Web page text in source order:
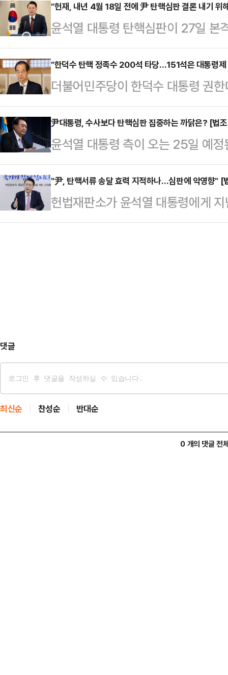
수처의 체포영장 청구를 법원에서
고 해도 윤 대통령 측은 수사 및 체
대응을 할 가능성이 높다고 강조했
임명이 지연되고 있는 상황에서 사
보다는 윤 대통령 탄핵심판이 먼저
따르면 공조본(공수…
"헌재, 내년 4월 18일 전에 尹 탄핵심판 결론 내기
윤석열 대통령 탄핵심판이 27일 본
고 국회 측은 신속히 할 것을, 윤 대
면서 헌재의 선택이 주목된다. 법
헌법재판관 임기가 끝나기 전에 심
를 진행해나갈 가능성이 높다고 전
는 조속히 헌법재판관 임명 절차를
는 신속한 대리인 선임과 의견서
조계에 따르면 헌…
"한덕수 탄핵 정족수 200석 타당…151석은 대통령
더불어민주당이 한덕수 대통령 권
진하고 있는 가운데 탄핵소추 의결
있다. 법조계에선 한 대행이 현재
권한 대행 과정에서 발생한 문제를
가결 요건은 대통령에 준하는 200
다. 전문가들은 또한, 탄핵소추안
정략적인 탄핵이 계속 이어질 것이
들 것이라고 경고했다.2…
尹대통령, 수사보다 탄핵심판 집중하는 까닭은? [법
윤석열 대통령 측이 오는 25일 예
에 출석하기 어렵다는 입장과 함께
24일 밝혔다. 법조계에선 탄핵심판
죄 수사에 영향을 끼치려는 전략이
판 심리 기간이 수사기관의 수사 기
"尹, 탄핵서류 송달 효력 지적하나…심판에 악영향"
헌법재판소가 윤석열 대통령에게
간주하고 27일 첫 변론을 진행한다
댓글
최신순 찬성순 반대순
0 개의 댓글 전